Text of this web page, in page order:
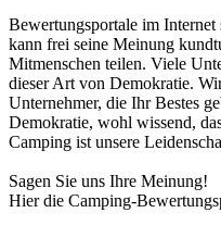
Bewertungsportale im
kann frei seine Meinung
Mitmenschen teilen. Viele
dieser Art von Demokratie.
Unternehmer, die Ihr Bestes
Demokratie, wohl wissend,
Camping ist unsere
Sagen Sie uns Ihre Meinung!
Hier die Camping-